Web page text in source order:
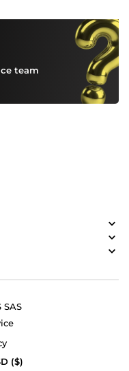
team
SAS
($)